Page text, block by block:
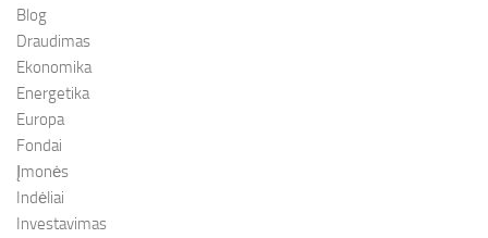
Blog
Draudimas
Ekonomika
Energetika
Europa
Fondai
Įmonės
Indėliai
Investavimas